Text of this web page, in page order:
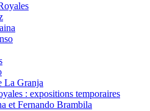
La Granja
: expositions temporaires
et Fernando Brambila